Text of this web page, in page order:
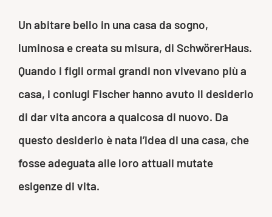
Un abitare bello in una casa da sogno,
luminosa e creata su misura, di SchwörerHaus.
Quando i figli ormai grandi non vivevano più a
casa, i coniugi Fischer hanno avuto il desiderio
di dar vita ancora a qualcosa di nuovo. Da
questo desiderio è nata l’idea di una casa, che
fosse adeguata alle loro attuali mutate
esigenze di vita.